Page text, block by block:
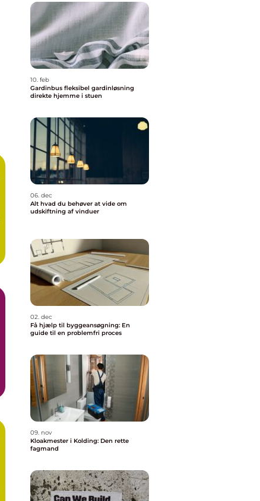
10. feb
Gardinbus fleksibel gardinløsning
direkte hjemme i stuen
06. dec
Alt hvad du behøver at vide om
udskiftning af vinduer
02. dec
Få hjælp til byggeansøgning: En
guide til en problemfri proces
09. nov
Kloakmester i Kolding: Den rette
fagmand